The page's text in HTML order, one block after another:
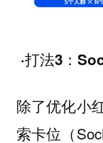
·打法3：
除了优化小
索卡位（